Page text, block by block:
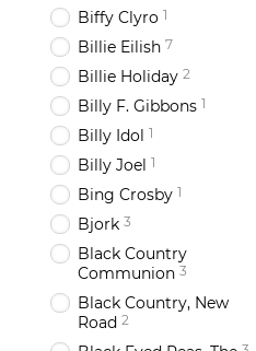
Biffy Clyro 1
Billie Eilish 7
Billie Holiday 2
Billy F. Gibbons 1
Billy Idol 1
Billy Joel 1
Bing Crosby 1
Bjork 3
Black Country
Communion 3
Black Country, New
Road 2